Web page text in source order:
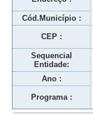
Cód.Município :
CEP :
Sequencial
Entidade:
Ano :
Programa :